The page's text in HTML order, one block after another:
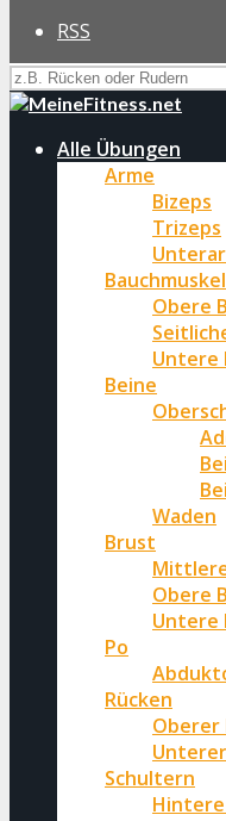
RSS
Alle Übungen
Arme
Bizeps
Trizeps
Obere
Untere
Beine
Waden
Brust
Obere
Untere
Po
Rücken
Oberer
Schultern